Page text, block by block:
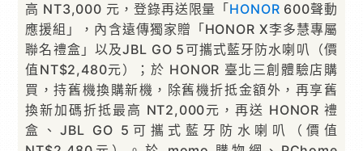
高 NT3,000 元，登錄再送限量「 HONOR 600聲動
應援組」，內含遠傳獨家贈「HONOR X李多慧專屬
聯名禮盒」以及JBL GO 5可攜式藍牙防水喇叭（價
值NT$2,480元）；於 HONOR 臺北三創體驗店購
買，持舊機換購新機，除舊機折抵金額外，再享舊
換新加碼折抵最高 NT2,000元，再送 HONOR 禮
盒、JBL GO 5可攜式藍牙防水喇叭（價值